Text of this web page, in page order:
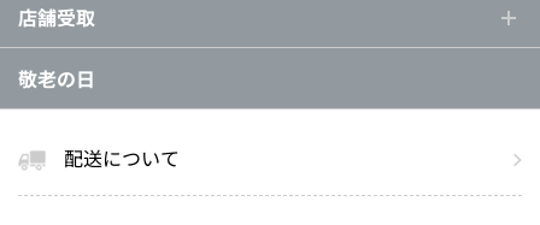
店舗受取
敬老の日
配送について